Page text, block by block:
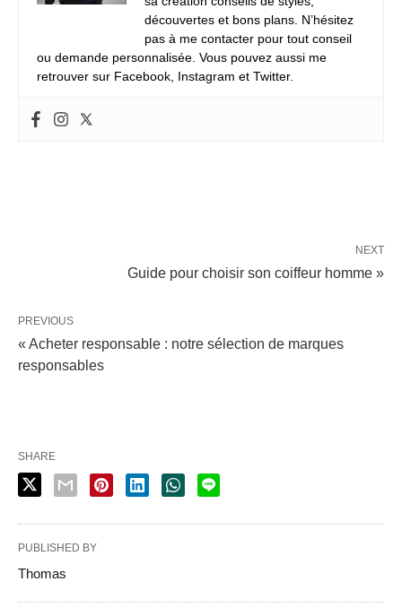
découvertes et bons plans. N’hésitez
pas à me contacter pour tout conseil
ou demande personnalisée. Vous pouvez aussi me
retrouver sur Facebook, Instagram et Twitter.
NEXT
Guide pour choisir son coiffeur homme »
PREVIOUS
« Acheter responsable : notre sélection de marques
responsables
SHARE
PUBLISHED BY
Thomas